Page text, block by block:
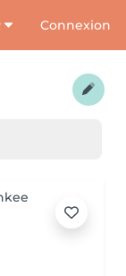
Connexion